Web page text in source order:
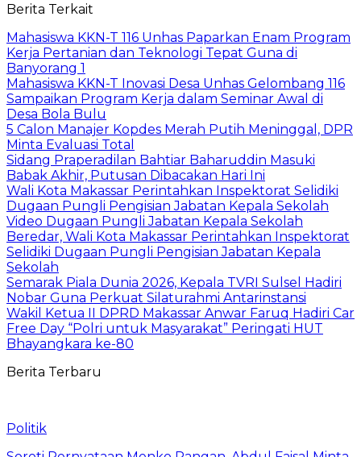
Berita Terkait
Mahasiswa KKN-T 116 Unhas Paparkan Enam Program
Kerja Pertanian dan Teknologi Tepat Guna di
Banyorang 1
Mahasiswa KKN-T Inovasi Desa Unhas Gelombang 116
Sampaikan Program Kerja dalam Seminar Awal di
Desa Bola Bulu
5 Calon Manajer Kopdes Merah Putih Meninggal, DPR
Minta Evaluasi Total
Sidang Praperadilan Bahtiar Baharuddin Masuki
Babak Akhir, Putusan Dibacakan Hari Ini
Wali Kota Makassar Perintahkan Inspektorat Selidiki
Dugaan Pungli Pengisian Jabatan Kepala Sekolah
Video Dugaan Pungli Jabatan Kepala Sekolah
Beredar, Wali Kota Makassar Perintahkan Inspektorat
Selidiki Dugaan Pungli Pengisian Jabatan Kepala
Sekolah
Semarak Piala Dunia 2026, Kepala TVRI Sulsel Hadiri
Nobar Guna Perkuat Silaturahmi Antarinstansi
Wakil Ketua II DPRD Makassar Anwar Faruq Hadiri Car
Free Day “Polri untuk Masyarakat” Peringati HUT
Bhayangkara ke-80
Berita Terbaru
Politik